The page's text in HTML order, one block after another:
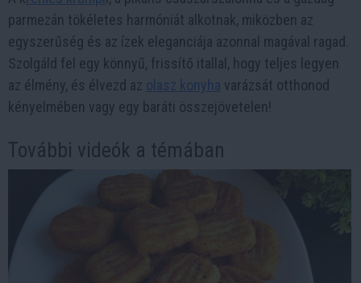
parmezán tökéletes harmóniát alkotnak, miközben az
egyszerűség és az ízek eleganciája azonnal magával ragad.
Szolgáld fel egy könnyű, frissítő itallal, hogy teljes legyen
az élmény, és élvezd az olasz konyha varázsát otthonod
kényelmében vagy egy baráti összejövetelen!
További videók a témában